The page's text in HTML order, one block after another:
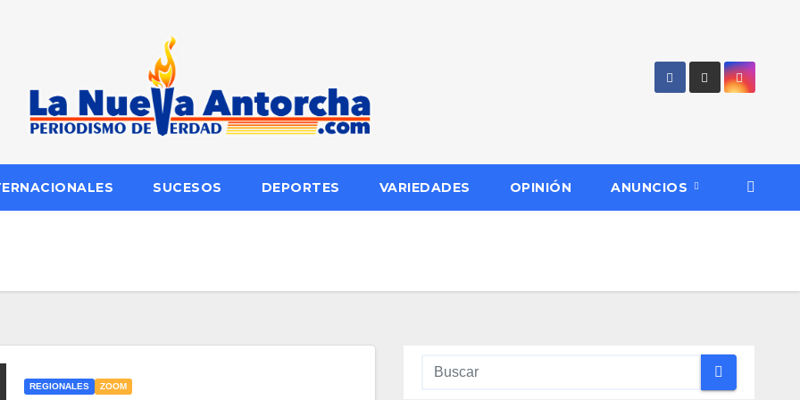
SUCESOS DEPORTES VARIEDADES OPINIÓN ANUNCIOS
REGIONALES ZOOM